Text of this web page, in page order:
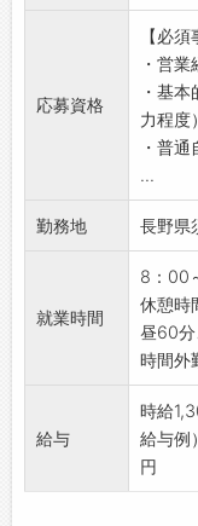
☆
◆給与
勤務
簡単申
◆ご不
即日対
登録は
☆
◆職場
す。
＾＾
☆
・受発
・電話
・そ
【担
・主に
ら車
客の対
・顧客
【おす
◆既に
め、訪
◆弊社
ん！
境です
◎充実
◆社用車
応募資格
【必須
・営
・基
力程度）
・普
...
勤務地 長野県
就業時間
8：00
休憩時
昼60分
時間外
給与
時給
給与例
円